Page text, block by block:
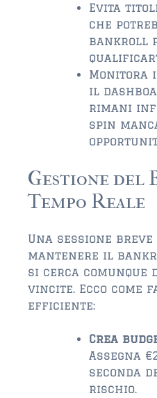
Evita titoli
che
bankroll
Monitora
il
rimani
spin
Gestione
Tempo Reale
Una sessione
mantenere il
si cerca comunque
vincite. Ecco come
efficiente:
Crea
Assegna
seconda
rischio.